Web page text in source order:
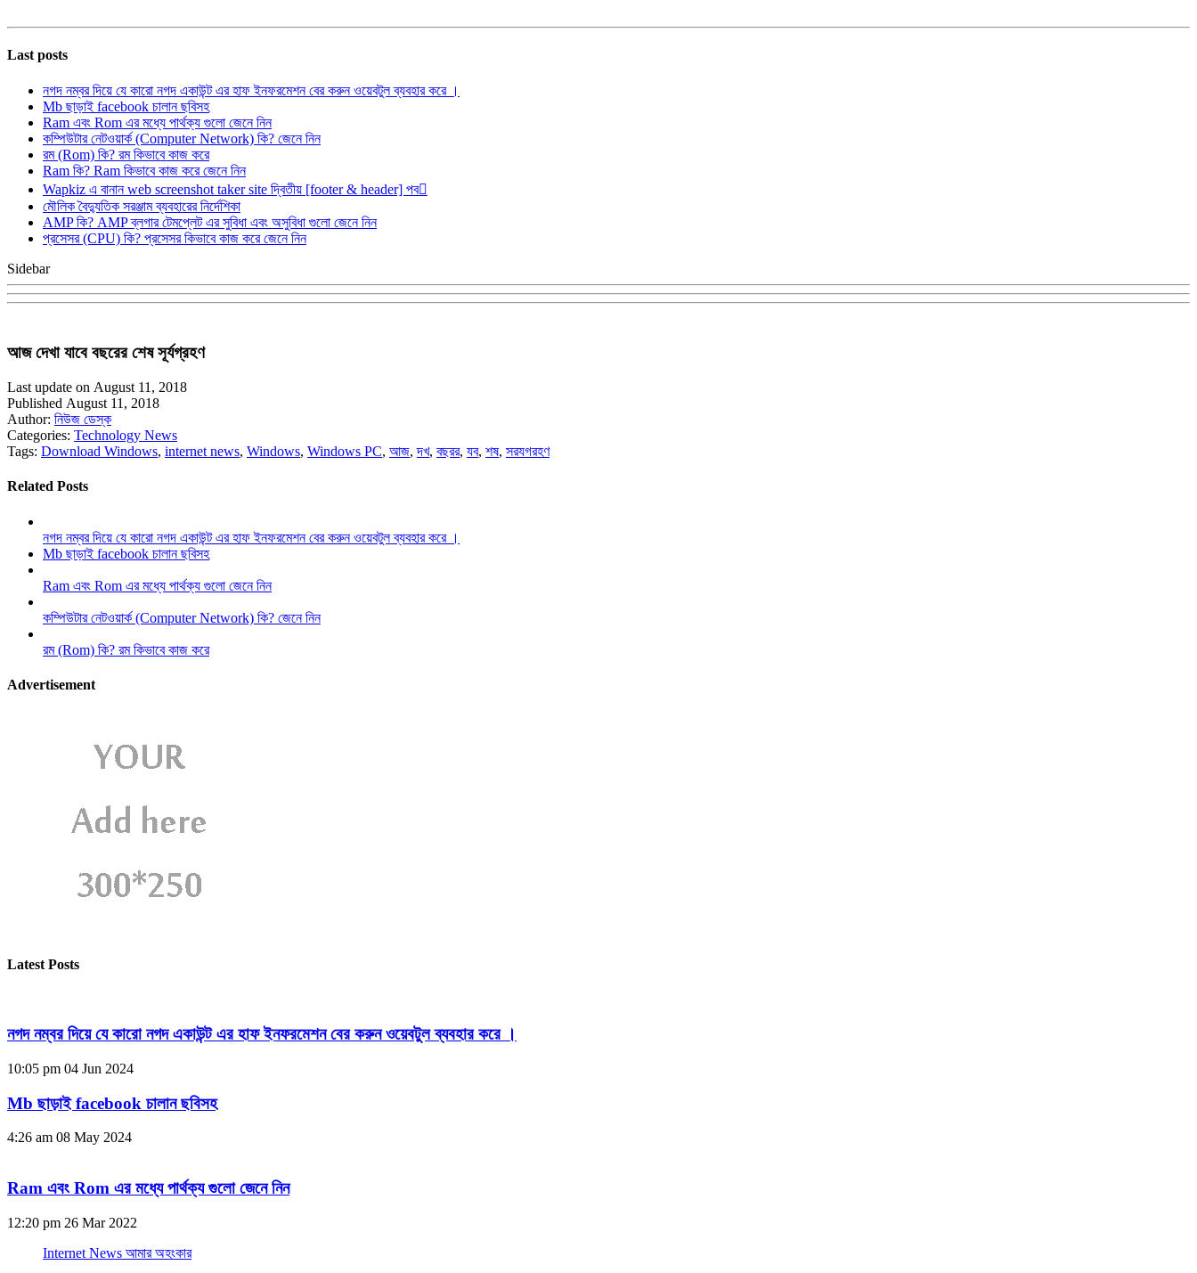
Last posts
নগদ নম্বর দিয়ে যে কারো নগদ একাউন্ট এর হাফ ইনফরমেশন বের করুন ওয়েবটুল ব্যবহার করে ।
Mb ছাড়াই facebook চালান ছবিসহ
Ram এবং Rom এর মধ্যে পার্থক্য গুলো জেনে নিন
কম্পিউটার নেটওয়ার্ক (Computer Network) কি? জেনে নিন
রম (Rom) কি? রম কিভাবে কাজ করে
Ram কি? Ram কিভাবে কাজ করে জেনে নিন
Wapkiz এ বানান web screenshot taker site দ্বিতীয় [footer & header] পব
মৌলিক বৈদ্যুতিক সরঞ্জাম ব্যবহারের নির্দেশিকা
AMP কি? AMP ব্লগার টেমপ্লেট এর সুবিধা এবং অসুবিধা গুলো জেনে নিন
প্রসেসর (CPU) কি? প্রসেসর কিভাবে কাজ করে জেনে নিন
Sidebar
আজ দেখা যাবে বছরের শেষ সূর্যগ্রহণ
Last update on August 11, 2018
Published August 11, 2018
Author: নিউজ ডেস্ক
Categories: Technology News
Tags: Download Windows, internet news, Windows, Windows PC, আজ,দখ, বছরর, যব, শষ, সরযগরহণ
Related Posts
নগদ নম্বর দিয়ে যে কারো নগদ একাউন্ট এর হাফ ইনফরমেশন বের করুন ওয়েবটুল ব্যবহার করে ।
Mb ছাড়াই facebook চালান ছবিসহ
Ram এবং Rom এর মধ্যে পার্থক্য গুলো জেনে নিন
কম্পিউটার নেটওয়ার্ক (Computer Network) কি? জেনে নিন
রম (Rom) কি? রম কিভাবে কাজ করে
Advertisement
Latest Posts
নগদ নম্বর দিয়ে যে কারো নগদ একাউন্ট এর হাফ ইনফরমেশন বের করুন ওয়েবটুল ব্যবহার করে ।
10:05 pm 04 Jun 2024
Mb ছাড়াই facebook চালান ছবিসহ
4:26 am 08 May 2024
Ram এবং Rom এর মধ্যে পার্থক্য গুলো জেনে নিন
12:20 pm 26 Mar 2022
Internet News আমার অহংকার